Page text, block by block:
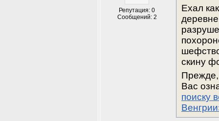
Репутация: 0
Сообщений: 2
Ехал
скину
Прежде,
Вас
поиску